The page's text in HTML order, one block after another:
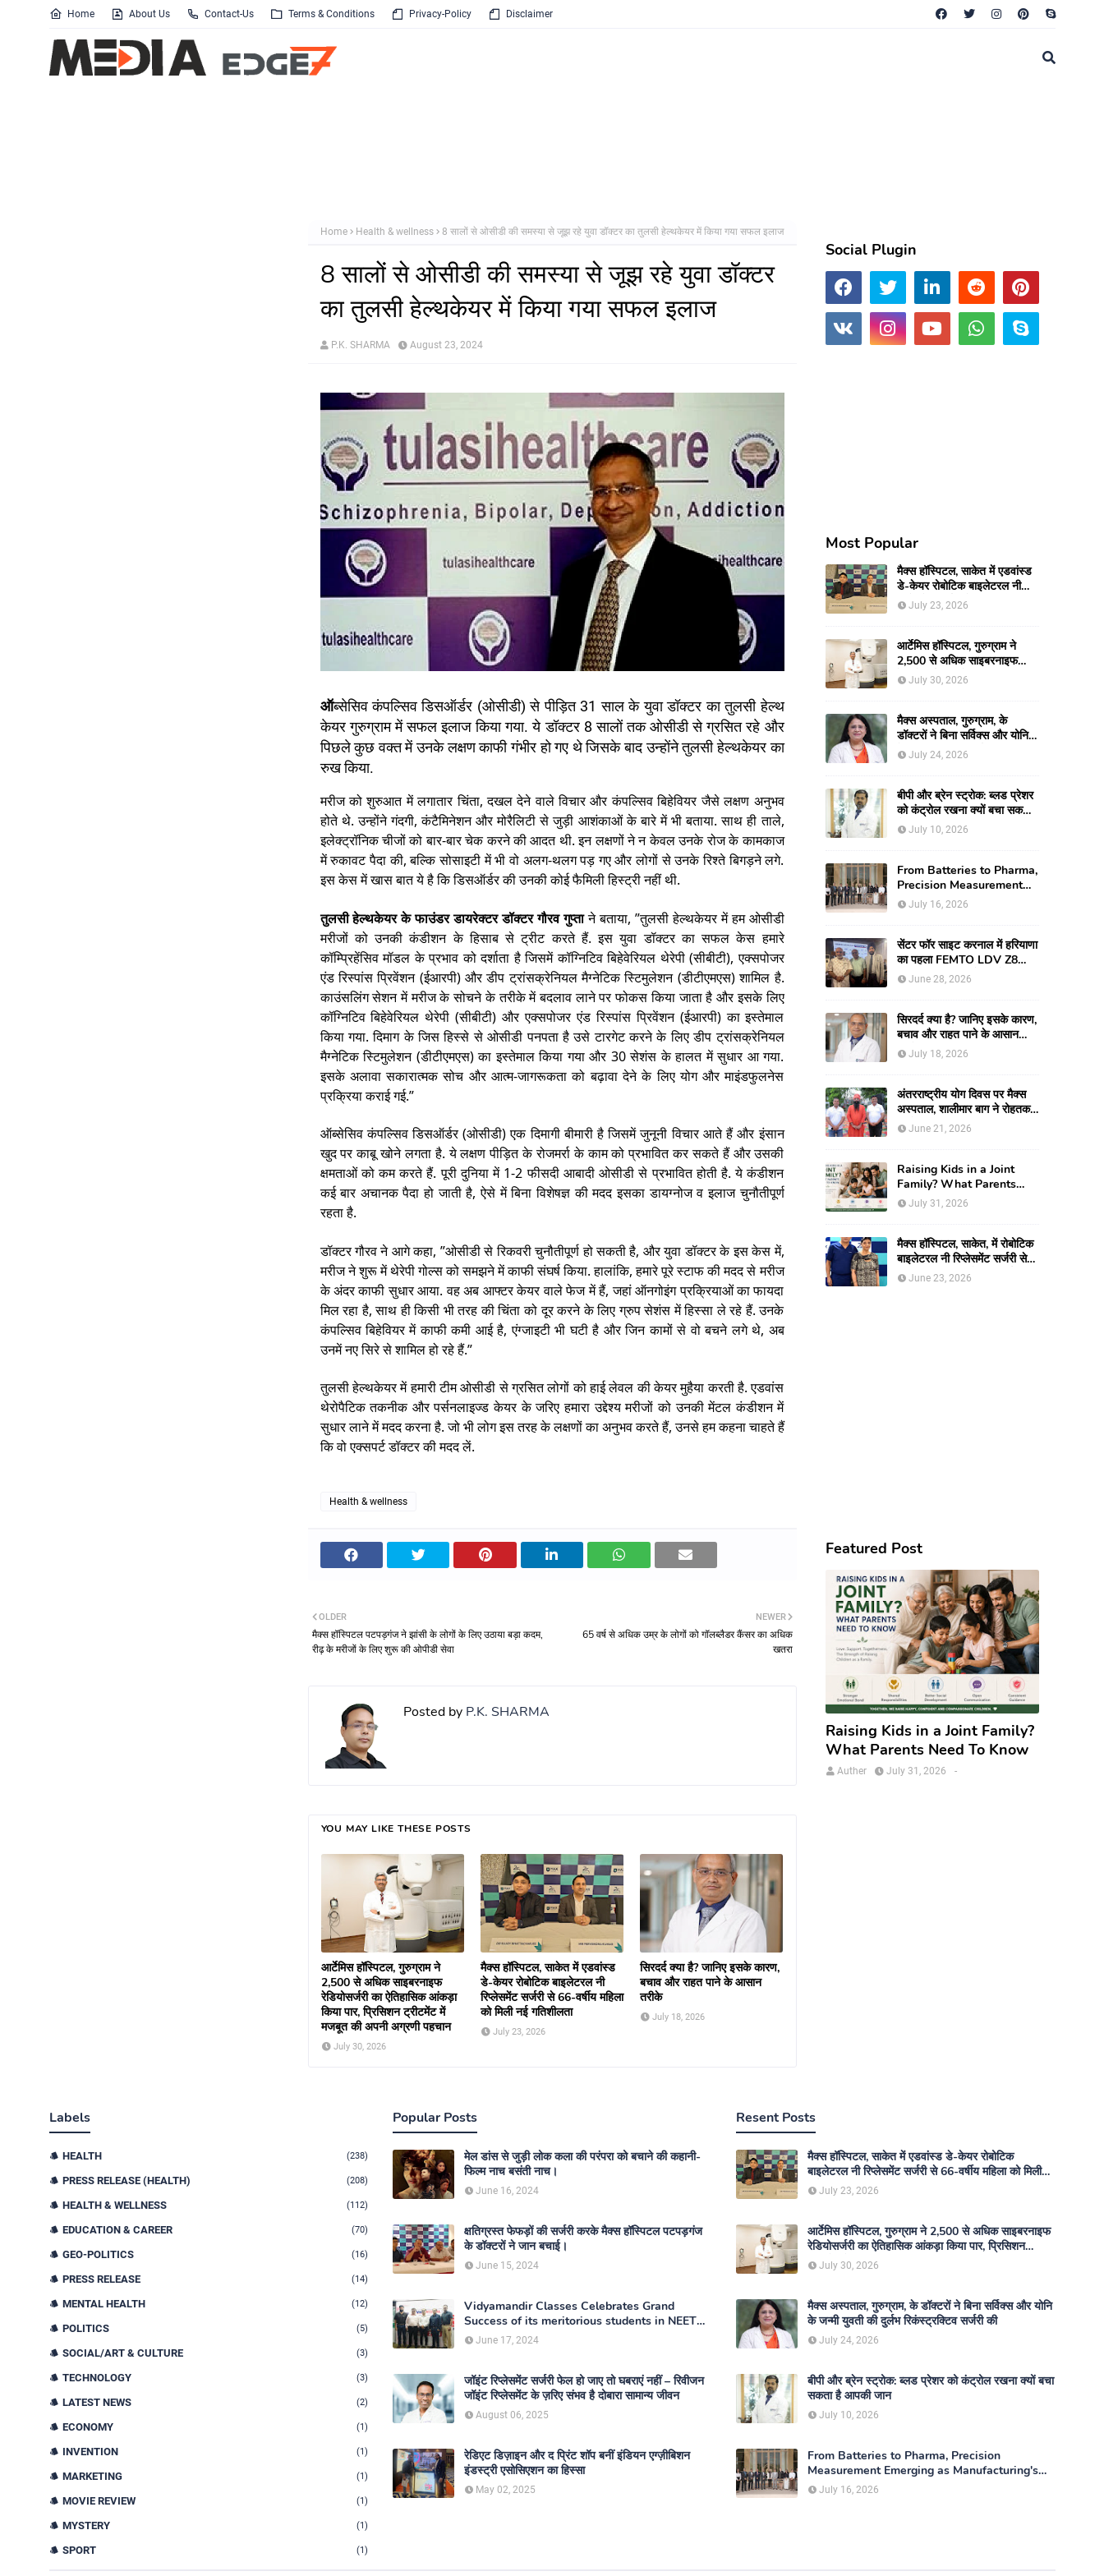
Home About Us Contact-Us Terms & Conditions Privacy-Policy Disclaimer
Home Health & wellness 8 सालों से ओसीडी की समस्या से जूझ रहे युवा डॉक्टर का तुलसी हेल्थकेयर में किया गया सफल इलाज
8 सालों से ओसीडी की समस्या से जूझ रहे युवा डॉक्टर
का तुलसी हेल्थकेयर में किया गया सफल इलाज
P.K. SHARMA August 23, 2024
ऑब्सेसिव कंपल्सिव डिसऑर्डर (ओसीडी) से पीड़ित 31 साल के युवा डॉक्टर का तुलसी हेल्थ
केयर गुरुग्राम में सफल इलाज किया गया. ये डॉक्टर 8 सालों तक ओसीडी से ग्रसित रहे और
पिछले कुछ वक्त में उनके लक्षण काफी गंभीर हो गए थे जिसके बाद उन्होंने तुलसी हेल्थकेयर का
रुख किया.
मरीज को शुरुआत में लगातार चिंता, दखल देने वाले विचार और कंपल्सिव बिहेवियर जैसे लक्षण अनुभव
होते थे. उन्होंने गंदगी, कंटैमिनेशन और मोरैलिटी से जुड़ी आशंकाओं के बारे में भी बताया. साथ ही ताले,
इलेक्ट्रॉनिक चीजों को बार-बार चेक करने की आदत थी. इन लक्षणों ने न केवल उनके रोज के कामकाज
में रुकावट पैदा की, बल्कि सोसाइटी में भी वो अलग-थलग पड़ गए और लोगों से उनके रिश्ते बिगड़ने लगे.
इस केस में खास बात ये है कि डिसऑर्डर की उनकी कोई फैमिली हिस्ट्री नहीं थी.
तुलसी हेल्थकेयर के फाउंडर डायरेक्टर डॉक्टर गौरव गुप्ताने बताया, ”तुलसी हेल्थकेयर में हम ओसीडी
मरीजों को उनकी कंडीशन के हिसाब से ट्रीट करते हैं. इस युवा डॉक्टर का सफल केस हमारे
कॉम्प्रिहेंसिव मॉडल के प्रभाव को दर्शाता है जिसमें कॉग्निटिव बिहेवेरियल थेरेपी (सीबीटी), एक्सपोजर
एंड रिस्पांस प्रिवेंशन (ईआरपी) और डीप ट्रांसक्रेनियल मैग्नेटिक स्टिमुलेशन (डीटीएमएस) शामिल है.
काउंसलिंग सेशन में मरीज के सोचने के तरीके में बदलाव लाने पर फोकस किया जाता है और इसके लिए
कॉग्निटिव बिहेवेरियल थेरेपी (सीबीटी) और एक्सपोजर एंड रिस्पांस प्रिवेंशन (ईआरपी) का इस्तेमाल
किया गया. दिमाग के जिस हिस्से से ओसीडी पनपता है उसे टारगेट करने के लिए डीप ट्रांसक्रेनियल
मैग्नेटिक स्टिमुलेशन (डीटीएमएस) का इस्तेमाल किया गया और 30 सेशंस के हालत में सुधार आ गया.
इसके अलावा सकारात्मक सोच और आत्म-जागरूकता को बढ़ावा देने के लिए योग और माइंडफुलनेस
प्रक्रिया कराई गई.”
ऑब्सेसिव कंपल्सिव डिसऑर्डर (ओसीडी) एक दिमागी बीमारी है जिसमें जुनूनी विचार आते हैं और इंसान
खुद पर काबू खोने लगता है. ये लक्षण पीड़ित के रोजमर्रा के काम को प्रभावित कर सकते हैं और उसकी
क्षमताओं को कम करते हैं. पूरी दुनिया में 1-2 फीसदी आबादी ओसीडी से प्रभावित होती है. ये कंडीशन
कई बार अचानक पैदा हो जाती है, ऐसे में बिना विशेषज्ञ की मदद इसका डायग्नोज व इलाज चुनौतीपूर्ण
रहता है.
डॉक्टर गौरव ने आगे कहा, ”ओसीडी से रिकवरी चुनौतीपूर्ण हो सकती है, और युवा डॉक्टर के इस केस में,
मरीज ने शुरू में थेरेपी गोल्स को समझने में काफी संघर्ष किया. हालांकि, हमारे पूरे स्टाफ की मदद से मरीज
के अंदर काफी सुधार आया. वह अब आफ्टर केयर वाले फेज में हैं, जहां ऑनगोइंग प्रक्रियाओं का फायदा
मिल रहा है, साथ ही किसी भी तरह की चिंता को दूर करने के लिए ग्रुप सेशंस में हिस्सा ले रहे हैं. उनके
कंपल्सिव बिहेवियर में काफी कमी आई है, एंग्जाइटी भी घटी है और जिन कामों से वो बचने लगे थे, अब
उनमें नए सिरे से शामिल हो रहे हैं.”
तुलसी हेल्थकेयर में हमारी टीम ओसीडी से ग्रसित लोगों को हाई लेवल की केयर मुहैया करती है. एडवांस
थेरोपैटिक तकनीक और पर्सनलाइज्ड केयर के जरिए हमारा उद्देश्य मरीजों को उनकी मेंटल कंडीशन में
सुधार लाने में मदद करना है. जो भी लोग इस तरह के लक्षणों का अनुभव करते हैं, उनसे हम कहना चाहते हैं
कि वो एक्सपर्ट डॉक्टर की मदद लें.
Health & wellness
NEWER
65 वर्ष से अधिक उम्र के लोगों को गॉलब्लैडर कैंसर का अधिक
खतरा
OLDER
मैक्स हॉस्पिटल पटपड़गंज ने झांसी के लोगों के लिए उठाया बड़ा कदम,
रीढ़ के मरीजों के लिए शुरू की ओपीडी सेवा
Posted byP.K. SHARMA
YOU MAY LIKE THESE POSTS
आर्टेमिस हॉस्पिटल, गुरुग्राम ने
2,500 से अधिक साइबरनाइफ
रेडियोसर्जरी का ऐतिहासिक आंकड़ा
किया पार, प्रिसिशन ट्रीटमेंट में
मजबूत की अपनी अग्रणी पहचान
July 30, 2026
मैक्स हॉस्पिटल, साकेत में एडवांस्ड
डे-केयर रोबोटिक बाइलेटरल नी
रिप्लेसमेंट सर्जरी से 66-वर्षीय महिला
को मिली नई गतिशीलता
July 23, 2026
सिरदर्द क्या है? जानिए इसके कारण,
बचाव और राहत पाने के आसान
तरीके
July 18, 2026
Social Plugin
Most Popular
मैक्स हॉस्पिटल, साकेत में एडवांस्ड
डे-केयर रोबोटिक बाइलेटरल नी
रिप्लेसमेंट सर्जरी से 66-वर्षीय
महिला को मिली नई गतिशीलता
July 23, 2026
आर्टेमिस हॉस्पिटल, गुरुग्राम ने
2,500 से अधिक साइबरनाइफ
रेडियोसर्जरी का ऐतिहासिक आंकड़ा
किया पार, प्रिसिशन ट्रीटमेंट में
July 30, 2026
मैक्स अस्पताल, गुरुग्राम, के
डॉक्टरों ने बिना सर्विक्स और योनि
के जन्मी युवती की दुर्लभ
रिकंस्ट्रक्टिव सर्जरी की
July 24, 2026
बीपी और ब्रेन स्ट्रोक: ब्लड प्रेशर
को कंट्रोल रखना क्यों बचा सकता
है आपकी जान
July 10, 2026
From Batteries to Pharma,
Precision Measurement
Emerging as
Manufacturing's New
July 16, 2026
सेंटर फॉर साइट करनाल में हरियाणा
का पहला FEMTO LDV Z8
लॉन्च, अब एडवांस लेजर मोतियाबिंद
सर्जरी और CLEAR विजन
June 28, 2026
सिरदर्द क्या है? जानिए इसके कारण,
बचाव और राहत पाने के आसान
तरीकेJuly 18, 2026
अंतरराष्ट्रीय योग दिवस पर मैक्स
अस्पताल, शालीमार बाग ने रोहतक में
आयोजित किया स्वास्थ्य जागरूकता
June 21, 2026
Raising Kids in a Joint
Family? What Parents
Need To Know
July 31, 2026
मैक्स हॉस्पिटल, साकेत, में रोबोटिक
बाइलेटरल नी रिप्लेसमेंट सर्जरी से
61-वर्षीय महिला को मिली नई
जिंदगी, हुआ सेम-डे डिस्चार्ज
June 23, 2026
Featured Post
Raising Kids in a Joint Family?
What Parents Need To Know
Auther -
July 31, 2026
Labels
HEALTH (238)
PRESS RELEASE (HEALTH) (208)
HEALTH & WELLNESS (112)
EDUCATION & CAREER (70)
GEO-POLITICS (16)
PRESS RELEASE (14)
MENTAL HEALTH (12)
POLITICS (5)
SOCIAL/ART & CULTURE (3)
TECHNOLOGY (3)
LATEST NEWS (2)
ECONOMY (1)
INVENTION (1)
MARKETING (1)
MOVIE REVIEW (1)
MYSTERY (1)
SPORT (1)
Popular Posts
मेल डांस से जुड़ी लोक कला की परंपरा को बचाने की कहानी-
फिल्म नाच बसंती नाच।
June 16, 2024
क्षतिग्रस्त फेफड़ों की सर्जरी करके मैक्स हॉस्पिटल पटपड़गंज
के डॉक्टरों ने जान बचाई।
June 15, 2024
Vidyamandir Classes Celebrates Grand
Success of its meritorious students in NEET
2024
June 17, 2024
जॉइंट रिप्लेसमेंट सर्जरी फेल हो जाए तो घबराएं नहीं – रिवीजन
जॉइंट रिप्लेसमेंट के ज़रिए संभव है दोबारा सामान्य जीवन
August 06, 2025
रेडिएट डिज़ाइन और द प्रिंट शॉप बनीं इंडियन एग्ज़ीबिशन
इंडस्ट्री एसोसिएशन का हिस्सा
May 02, 2025
Resent Posts
मैक्स हॉस्पिटल, साकेत में एडवांस्ड डे-केयर रोबोटिक
बाइलेटरल नी रिप्लेसमेंट सर्जरी से 66-वर्षीय महिला को मिली
नई गतिशीलता
July 23, 2026
आर्टेमिस हॉस्पिटल, गुरुग्राम ने 2,500 से अधिक साइबरनाइफ
रेडियोसर्जरी का ऐतिहासिक आंकड़ा किया पार, प्रिसिशन
ट्रीटमेंट में मजबूत की अपनी अग्रणी पहचान
July 30, 2026
मैक्स अस्पताल, गुरुग्राम, के डॉक्टरों ने बिना सर्विक्स और योनि
के जन्मी युवती की दुर्लभ रिकंस्ट्रक्टिव सर्जरी की
July 24, 2026
बीपी और ब्रेन स्ट्रोक: ब्लड प्रेशर को कंट्रोल रखना क्यों बचा
सकता है आपकी जान
July 10, 2026
From Batteries to Pharma, Precision
Measurement Emerging as Manufacturing's
New Competitive Edge
July 16, 2026